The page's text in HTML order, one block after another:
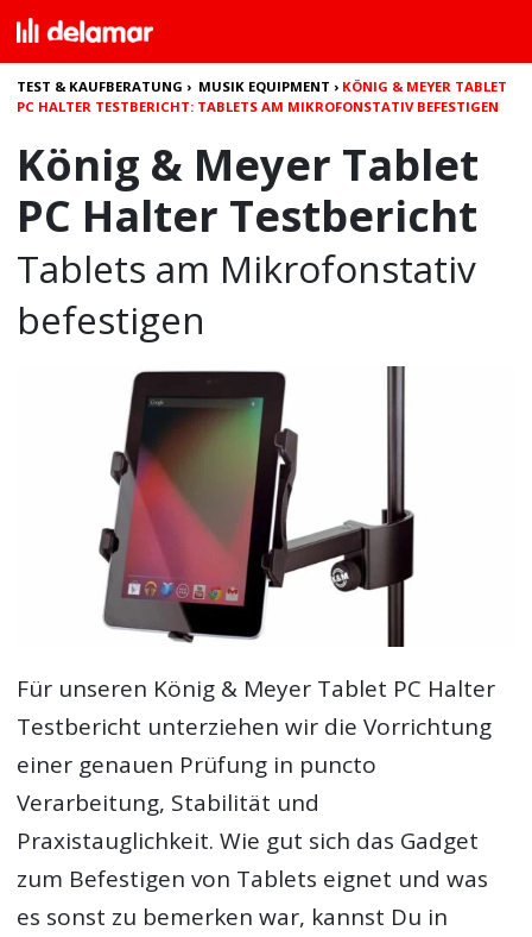
TEST & KAUFBERATUNG › MUSIK EQUIPMENT › KÖNIG & MEYER TABLET
PC HALTER TESTBERICHT: TABLETS AM MIKROFONSTATIV BEFESTIGEN
König & Meyer Tablet
PC Halter Testbericht
Tablets am Mikrofonstativ
befestigen
Für unseren König & Meyer Tablet PC Halter
Testbericht unterziehen wir die Vorrichtung
einer genauen Prüfung in puncto
Verarbeitung, Stabilität und
Praxistauglichkeit. Wie gut sich das Gadget
zum Befestigen von Tablets eignet und was
es sonst zu bemerken war, kannst Du in